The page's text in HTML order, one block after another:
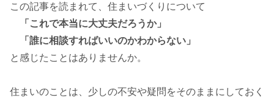
この記事を読まれて、住まいづくりについて
「これで本当に大丈夫だろうか」
「誰に相談すればいいのかわからない」
と感じたことはありませんか。
住まいのことは、少しの不安や疑問をそのままにしておく